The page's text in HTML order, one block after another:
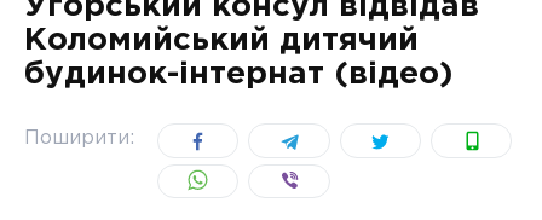
УКРАЇНА
Угорський консул відвідав
Коломийський дитячий
будинок-інтернат (відео)
Поширити: